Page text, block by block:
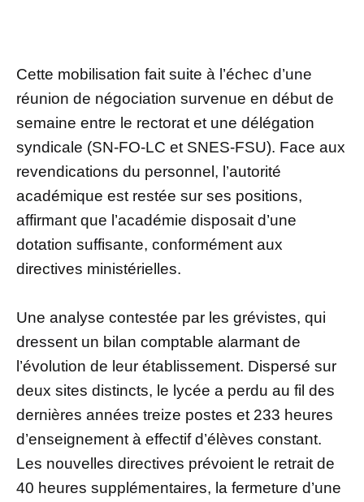
Cette mobilisation fait suite à l’échec d’une
réunion de négociation survenue en début de
semaine entre le rectorat et une délégation
syndicale (SN-FO-LC et SNES-FSU). Face aux
revendications du personnel, l’autorité
académique est restée sur ses positions,
affirmant que l’académie disposait d’une
dotation suffisante, conformément aux
directives ministérielles.
Une analyse contestée par les grévistes, qui
dressent un bilan comptable alarmant de
l’évolution de leur établissement. Dispersé sur
deux sites distincts, le lycée a perdu au fil des
dernières années treize postes et 233 heures
d’enseignement à effectif d’élèves constant.
Les nouvelles directives prévoient le retrait de
40 heures supplémentaires, la fermeture d’une